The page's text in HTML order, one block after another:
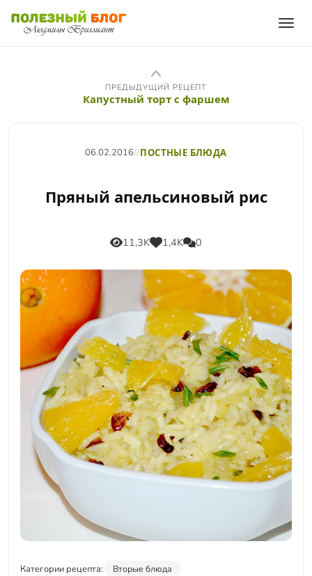
ПРЕДЫДУЩИЙ РЕЦЕПТ
Капустный торт с фаршем
06.02.2016//ПОСТНЫЕ БЛЮДА
Пряный апельсиновый рис
11,3K 1,4K 0
Категории рецепта: Вторые блюда